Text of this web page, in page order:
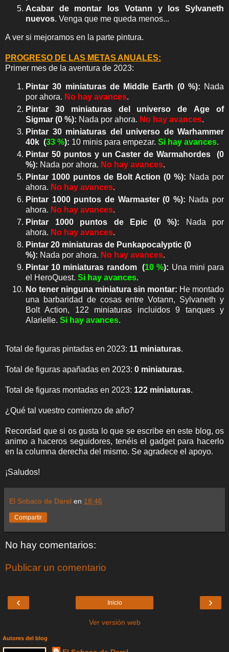
Acabar de montar los Votann y los Sylvaneth
nuevos. Venga que me queda menos...
A ver si mejoramos en la parte pintura.
PROGRESO DE LAS METAS ANUALES:
Primer mes de la aventura de 2023:
Pintar 30 miniaturas de Middle Earth (0 %): Nada
por ahora. No hay avances.
Pintar 30 miniaturas del universo de Age of
Sigmar (0 %): Nada por ahora. No hay avances.
Pintar 30 miniaturas del universo de Warhammer
40k (33 %): 10 minis para empezar. Si hay avances.
Pintar 50 puntos y un Caster de Warmahordes
(0
%): Nada por ahora. No hay avances.
Pintar 1000 puntos de Bolt Action (0 %): Nada por
ahora. No hay avances.
Pintar 1000 puntos de Warmaster(0 %): Nada por
ahora. No hay avances.
Pintar 1000 puntos de Epic (0 %):
Nada por
ahora. No hay avances.
Pintar 20 miniaturas de Punkapocalyptic (0
%): Nada por ahora. No hay avances.
Pintar 10 miniaturas random (10 %): Una mini para
el HeroQuest. Si hay avances.
No tener ninguna miniatura sin montar: He montado
una barbaridad de cosas entre Votann, Sylvaneth y
Bolt Action, 122 miniaturas incluidos 9 tanques y
Alarielle. Si hay avances.
Total de figuras pintadas en 2023: 11 miniaturas.
Total de figuras apañadas en 2023: 0 miniaturas.
Total de figuras montadas en 2023: 122 miniaturas.
¿Qué tal vuestro comienzo de año?
Recordad que si os gusta lo que se escribe en este blog, os
animo a haceros seguidores, tenéis el gadget para hacerlo
en la columna derecha del mismo. Se agradece el apoyo.
¡Saludos!
El Sobaco de Darel en 18:46
Compartir
No hay comentarios:
Publicar un comentario
‹ ›
Inicio
Ver versión web
Autores del blog